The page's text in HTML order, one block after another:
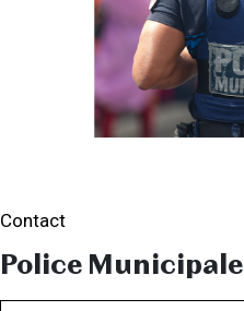
Contact
Police Municipale